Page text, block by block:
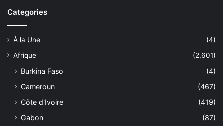
Categories
À la Une
(4)
Afrique
(2,601)
Burkina Faso
(4)
Cameroun
(467)
Côte d'Ivoire
(419)
Gabon
(87)